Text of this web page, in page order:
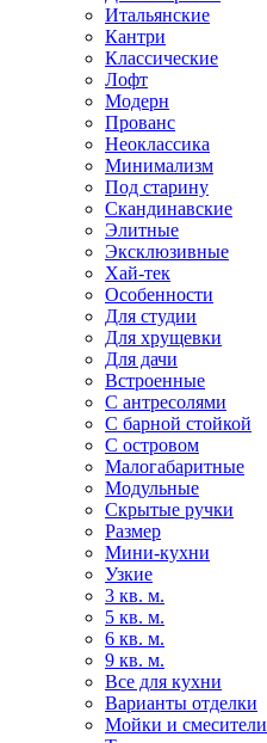
Итальянские
Кантри
Классические
Лофт
Модерн
Прованс
Неоклассика
Минимализм
Под старину
Скандинавские
Элитные
Эксклюзивные
Хай-тек
Особенности
Для студии
Для хрущевки
Для дачи
Встроенные
С антресолями
С барной стойкой
С островом
Малогабаритные
Модульные
Скрытые ручки
Размер
Мини-кухни
Узкие
3 кв. м.
5 кв. м.
6 кв. м.
9 кв. м.
Все для кухни
Варианты отделки
Мойки и смесители